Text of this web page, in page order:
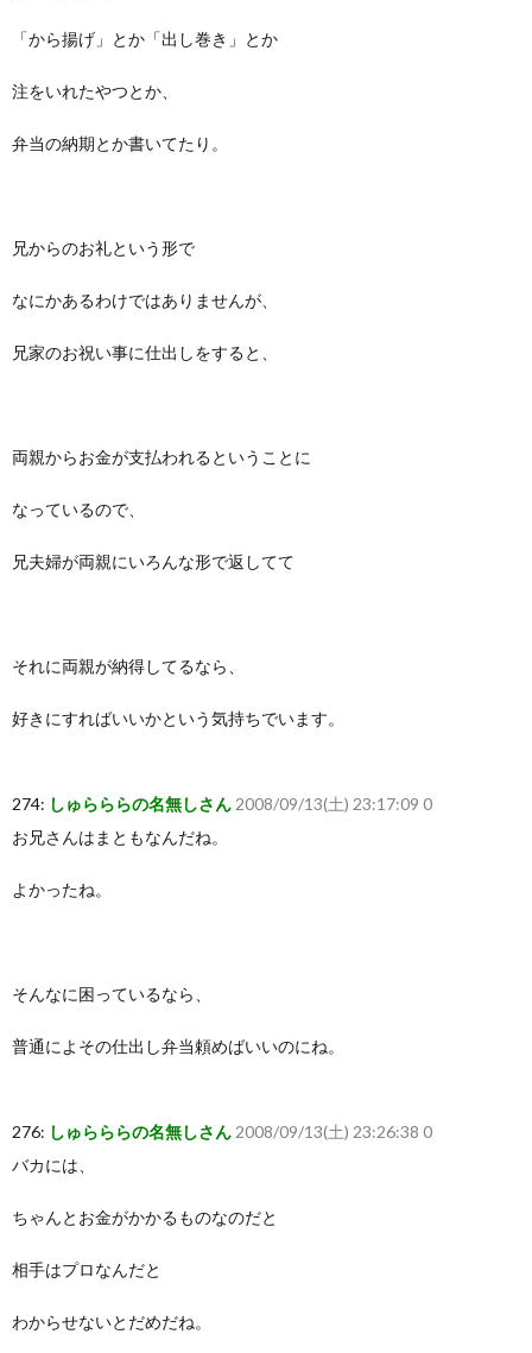
「から揚げ」とか「出し巻き」とか
注をいれたやつとか、
弁当の納期とか書いてたり。
兄からのお礼という形で
なにかあるわけではありませんが、
兄家のお祝い事に仕出しをすると、
両親からお金が支払われるということに
なっているので、
兄夫婦が両親にいろんな形で返してて
それに両親が納得してるなら、
好きにすればいいかという気持ちでいます。
274: しゅらららの名無しさん 2008/09/13(土) 23:17:09 0
お兄さんはまともなんだね。
よかったね。
そんなに困っているなら、
普通によその仕出し弁当頼めばいいのにね。
276: しゅらららの名無しさん 2008/09/13(土) 23:26:38 0
バカには、
ちゃんとお金がかかるものなのだと
相手はプロなんだと
わからせないとだめだね。